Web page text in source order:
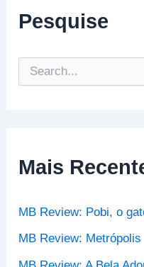
Pesquise
e
a
o
:
Mais
MB Review: Pobi, o
MB Review: Metrópolis